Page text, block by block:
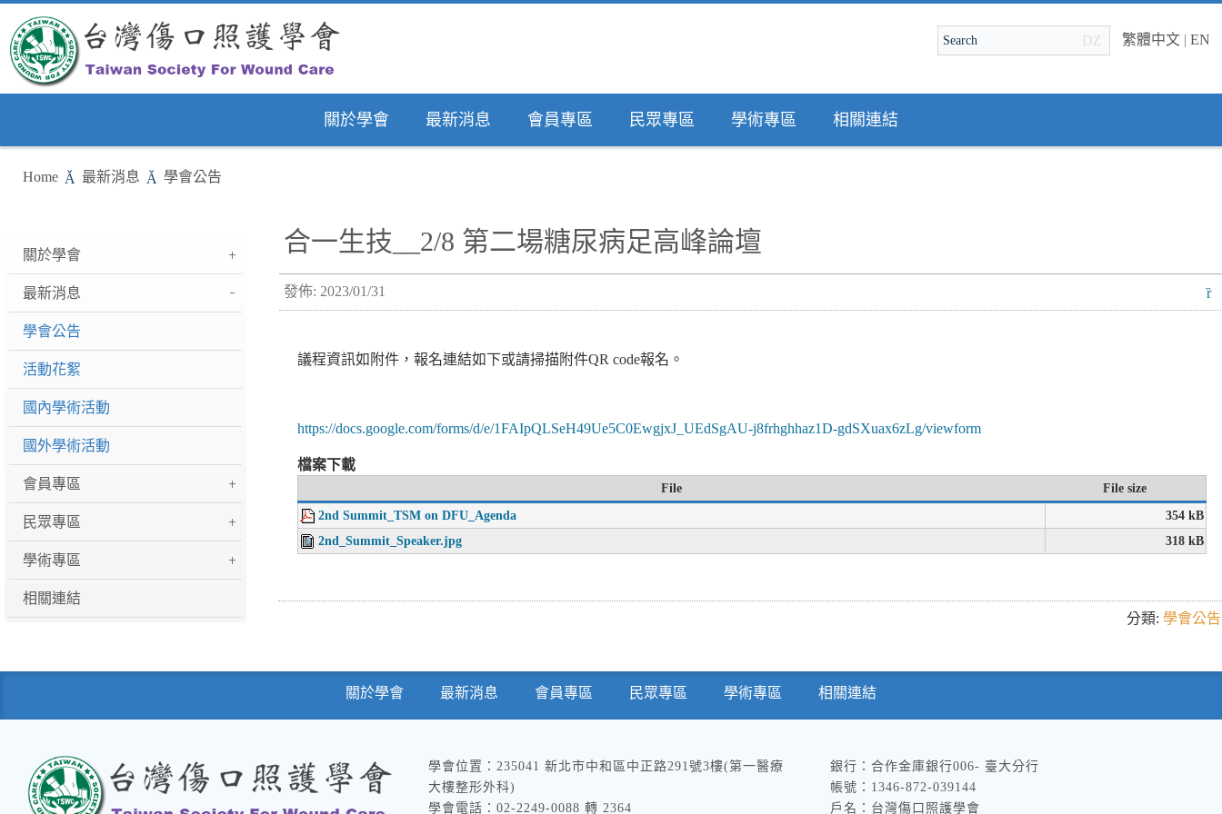
繁體中文 | EN
關於學會 最新消息 會員專區 民眾專區 學術專區 相關連結
Home 最新消息 學會公告
關於學會
最新消息
學會公告
活動花絮
國內學術活動
國外學術活動
會員專區
民眾專區
學術專區
相關連結
合一生技__2/8 第二場糖尿病足高峰論壇
發佈: 2023/01/31
議程資訊如附件，報名連結如下或請掃描附件QR code報名。
https://docs.google.com/forms/d/e/1FAIpQLSeH49Ue5C0EwgjxJ_ UEdSgAU-j8frhghhaz1D-gdSXuax6zLg/viewform
檔案下載
File
File size
2nd Summit_TSM on DFU_Agenda
354 kB
2nd_Summit_Speaker.jpg
318 kB
分類: 學會公告
關於學會 最新消息 會員專區 民眾專區 學術專區 相關連結
學會位置：235041 新北市中和區中正路291號3樓(第一醫療
大樓整形外科)
學會電話：02-2249-0088 轉 2364
銀行：合作金庫銀行006- 臺大分行
帳號：1346-872-039144
戶名：台灣傷口照護學會